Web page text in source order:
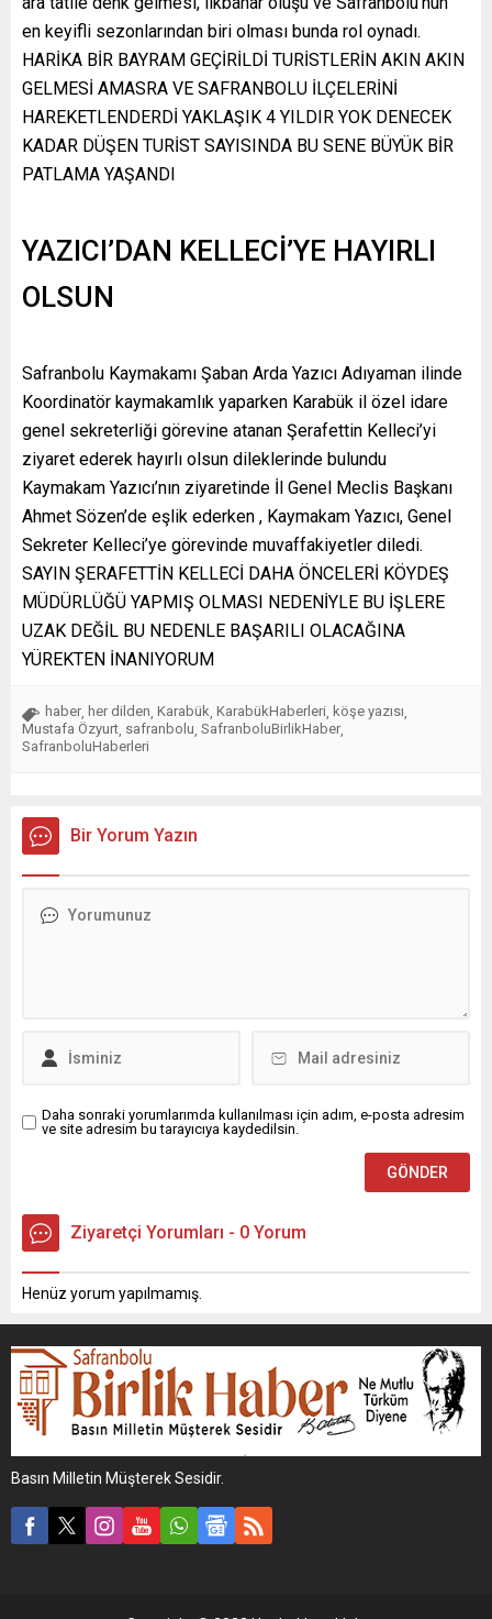
en keyifli sezonlarından biri olması bunda rol oynadı.
HARİKA BİR BAYRAM GEÇİRİLDİ TURİSTLERİN AKIN AKIN
GELMESİ AMASRA VE SAFRANBOLU İLÇELERİNİ
HAREKETLENDERDİ YAKLAŞIK 4 YILDIR YOK DENECEK
KADAR DÜŞEN TURİST SAYISINDA BU SENE BÜYÜK BİR
PATLAMA YAŞANDI
YAZICI’DAN KELLECİ’YE HAYIRLI
OLSUN
Safranbolu Kaymakamı Şaban Arda Yazıcı Adıyaman ilinde
Koordinatör kaymakamlık yaparken Karabük il özel idare
genel sekreterliği görevine atanan Şerafettin Kelleci’yi
ziyaret ederek hayırlı olsun dileklerinde bulundu
Kaymakam Yazıcı’nın ziyaretinde İl Genel Meclis Başkanı
Ahmet Sözen’de eşlik ederken , Kaymakam Yazıcı, Genel
Sekreter Kelleci’ye görevinde muvaffakiyetler diledi.
SAYIN ŞERAFETTİN KELLECİ DAHA ÖNCELERİ KÖYDEŞ
MÜDÜRLÜĞÜ YAPMIŞ OLMASI NEDENİYLE BU İŞLERE
UZAK DEĞİL BU NEDENLE BAŞARILI OLACAĞINA
YÜREKTEN İNANIYORUM
haber, her dilden, Karabük, KarabükHaberleri, köşe yazısı,
Mustafa Özyurt, safranbolu, SafranboluBirlikHaber,
SafranboluHaberleri
Bir Yorum Yazın
Daha sonraki yorumlarımda kullanılması için adım, e-posta adresim
ve site adresim bu tarayıcıya kaydedilsin.
Ziyaretçi Yorumları - 0 Yorum
Henüz yorum yapılmamış.
Basın Milletin Müşterek Sesidir.